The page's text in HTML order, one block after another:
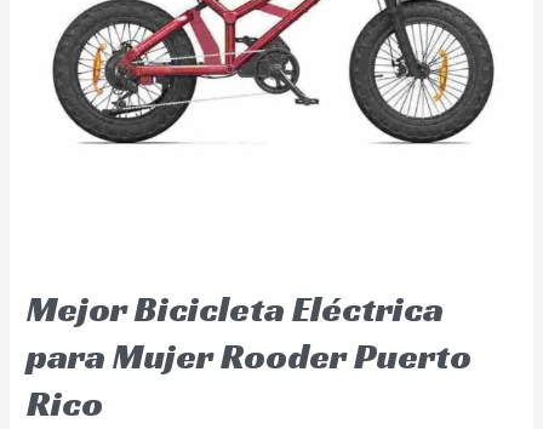
Mejor Bicicleta Eléctrica
para Mujer Rooder Puerto
Rico